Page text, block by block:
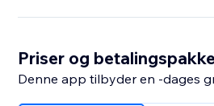
Priser og
Denne app tilbyder en -dages